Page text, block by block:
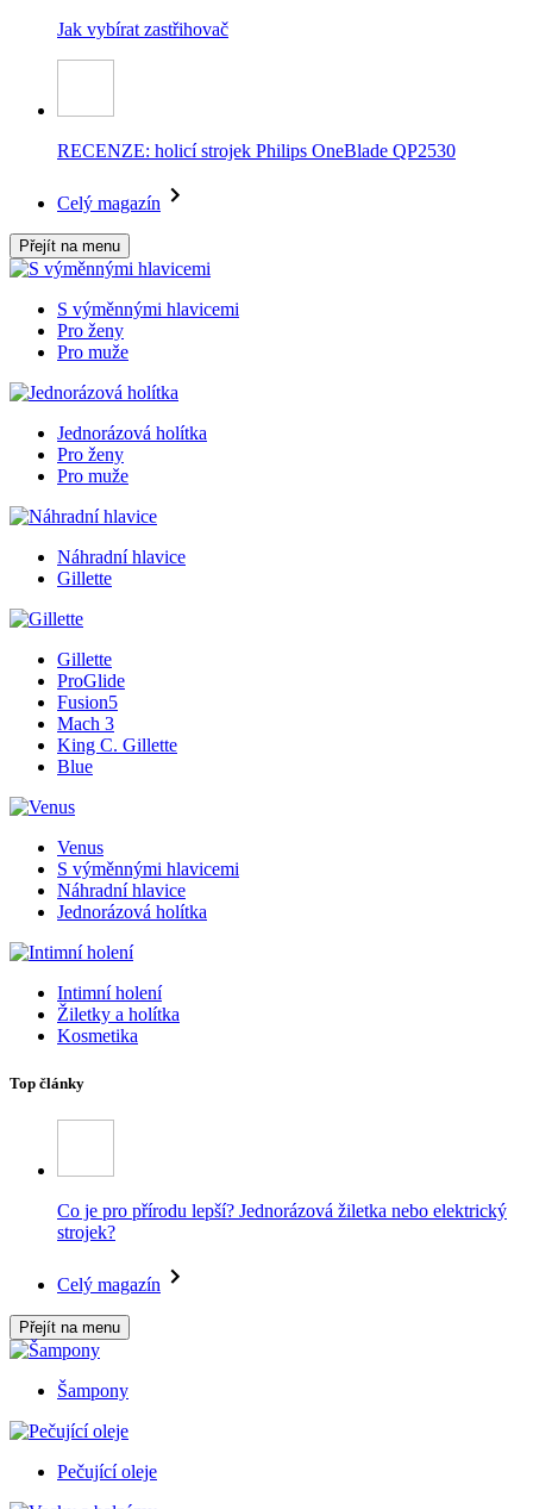
Jak vybírat zastřihovač
RECENZE: holicí strojek Philips OneBlade QP2530
Celý magazín
Přejít na menu
S výměnnými hlavicemi
Pro ženy
Pro muže
Jednorázová holítka
Pro ženy
Pro muže
Náhradní hlavice
Gillette
Gillette
ProGlide
Fusion5
Mach 3
King C. Gillette
Blue
Venus
S výměnnými hlavicemi
Náhradní hlavice
Jednorázová holítka
Intimní holení
Žiletky a holítka
Kosmetika
Top články
Co je pro přírodu lepší? Jednorázová žiletka nebo elektrický
strojek?
Celý magazín
Přejít na menu
Šampony
Pečující oleje